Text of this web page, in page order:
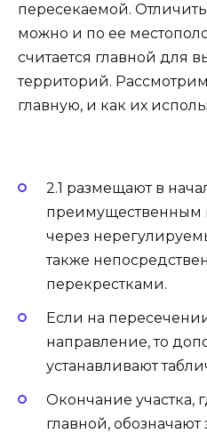
пересекаемой.
можно и по ее
считается главной для
территорий.
главную, и как их
2.1 размещают в
преимущественным
через
также
перекрестками.
Если на
направление, то
устанавливают
Окончание участка,
главной, обозначают